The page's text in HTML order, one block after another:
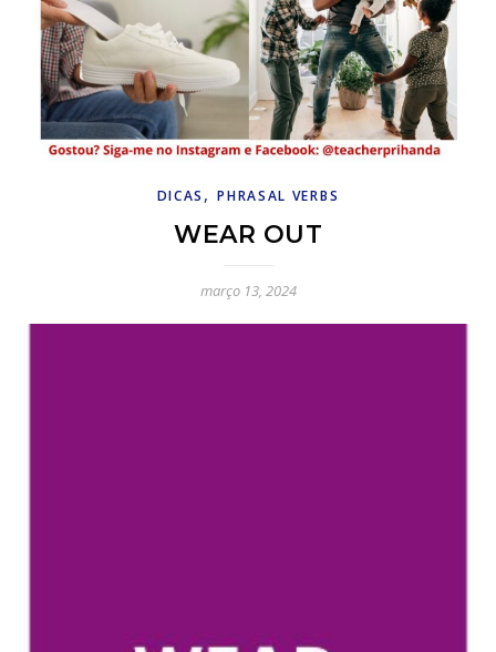
DICAS ,PHRASAL VERBS
WEAR OUT
março 13, 2024